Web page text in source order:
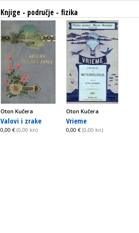
Knjige - područje - fizika
Oton Kučera
Valovi i zrake
0,00 € (0,00 kn)
Oton Kučera
Vrieme
0,00 € (0,00 kn)